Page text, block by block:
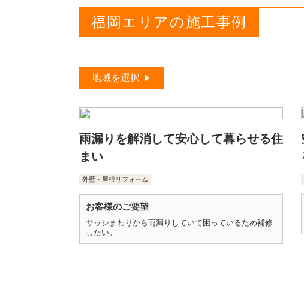
福岡エリアの施工事例
地域を選択
雨漏りを解消して安心して暮らせる住
まい
外壁・屋根リフォーム
お客様のご要望
サッシまわりから雨漏りしていて困っているため補修
したい。